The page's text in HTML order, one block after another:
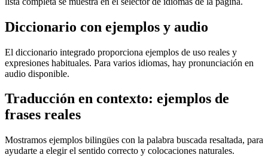
Diccionario con ejemplos y audio
El diccionario integrado proporciona ejemplos de uso reales y
expresiones habituales. Para varios idiomas, hay pronunciación en
audio disponible.
Traducción en contexto: ejemplos de
frases reales
Mostramos ejemplos bilingües con la palabra buscada resaltada, para
ayudarte a elegir el sentido correcto y colocaciones naturales.